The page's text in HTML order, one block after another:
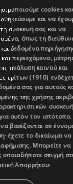
“Μου πήρε
cookies
και να
συσκευή σας και να
όπως τη
δεδομένα
και περιεχόμενο,
ανάλυση κοινού και
τρίτων (1910)
σας για αυτούς
της χρήσης
αυτόν τον ιστότοπο.
βασίζονται σε
έχετε το δικαίωμα να
. Μπορείτε να
στιγμή
Απορρήτου